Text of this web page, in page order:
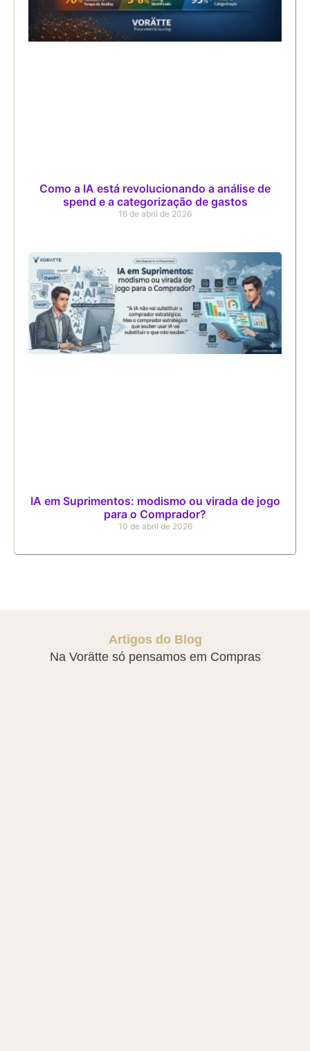
Como a IA está revolucionando a análise de
spend e a categorização de gastos
16 de abril de 2026
IA em Suprimentos: modismo ou virada de jogo
para o Comprador?
10 de abril de 2026
Artigos do Blog
Na Vorätte só pensamos em Compras